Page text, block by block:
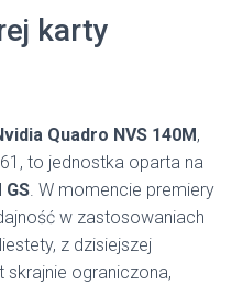
karty
Quadro NVS 140M,
to jednostka oparta na
GS. W momencie premiery
w zastosowaniach
z dzisiejszej
ograniczona,